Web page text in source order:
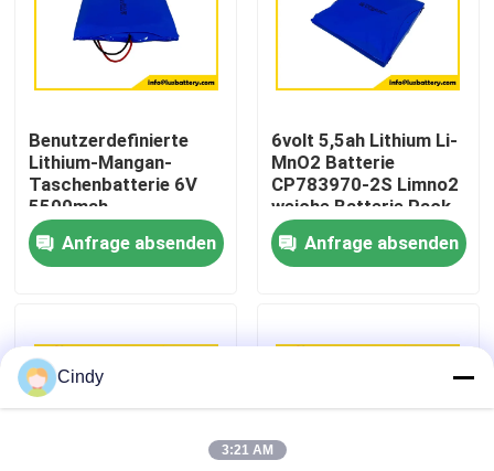
Fabrik-Ausflug
Treten Sie mit uns in Verbindung
Nachrichten
Lithium-Thionylchlorid-Batterie
Lithium-Mangan-Dioxid-Batterie
Benutzerdefinierte
Lithium-Mangan-
Taschenbatterie 6V
5500mah
Dünnzellbatterie
CP783970-2S
Batterie
Anfrage absenden
6volt 5,5ah Lithium Li-
MnO2 Batterie
CP783970-2S Limno2
weiche Batterie Pack
OEM-Fabrik
Anfrage absenden
Cindy
3:21 AM